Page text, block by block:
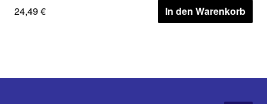
24,49 € In den Warenkorb